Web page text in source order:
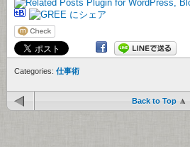
Categories: 仕事術
Back to Top